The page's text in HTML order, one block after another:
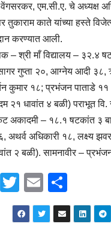
वेंगसरकर, एम.सी.ए. चे अध्यक्ष
तुकाराम काते यांच्या हस्ते
करण्यात आली.
– श्री माँ विद्यालय – ३२.४
गुप्ता २०, आग्नेय आदी
कुमार १८; प्रभंजन पाताडे ११
२१ धावांत ४ बळी) पराभूत
अकादमी – १८.१ षटकांत ३
अथर्व अधिकारी १८, लक्ष्य
२ बळी). सामनावीर –
F
T
wi
tt
E
m
ail
h
ar